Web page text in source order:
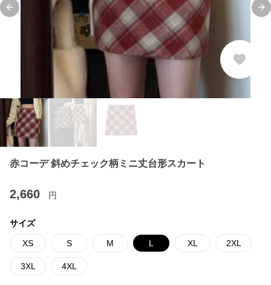
Previous slide
赤コーデ 斜めチェック柄ミニ丈台形スカート
2,660 円
サイズ
XS S M L XL 2XL
3XL 4XL